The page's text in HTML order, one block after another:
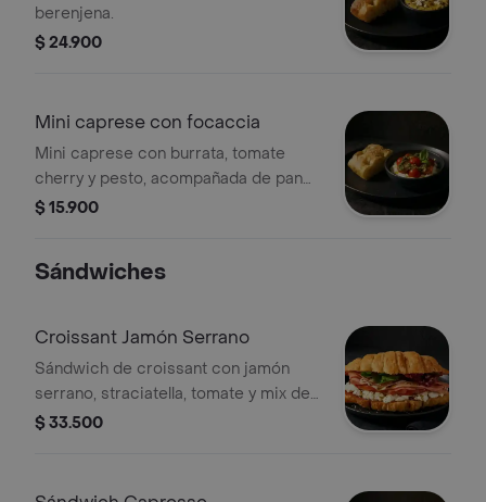
berenjena.
$ 24.900
Mini caprese con focaccia
Mini caprese con burrata, tomate
cherry y pesto, acompañada de pan
focaccia.
$ 15.900
Sándwiches
Croissant Jamón Serrano
Sándwich de croissant con jamón
serrano, straciatella, tomate y mix de
lechugas.
$ 33.500